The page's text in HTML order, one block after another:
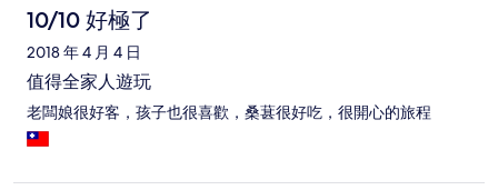
10/10 好極了
2018 年 4 月 4 日
值得全家人遊玩
老闆娘很好客，孩子也很喜歡，桑葚很好吃，很開心的旅程